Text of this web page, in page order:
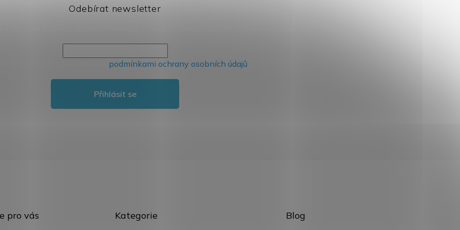
Odebírat newsletter
podmínkami ochrany osobních údajů
Přihlásit se
pro vás
kategorie
Kategorie Blog